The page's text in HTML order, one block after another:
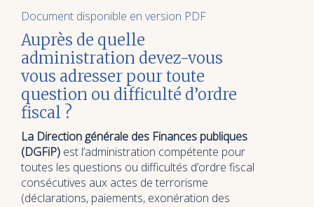
Document disponible en version PDF
Auprès de quelle
administration devez-vous
vous adresser pour toute
question ou difficulté d’ordre
fiscal ?
La Direction générale des Finances publiques
(DGFiP) est l’administration compétente pour
toutes les questions ou difficultés d’ordre fiscal
consécutives aux actes de terrorisme
(déclarations, paiements, exonération des